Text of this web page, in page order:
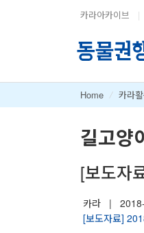
카라아카이브 |
Home / 카라
길고양
[보도자
카라 |
[보도자료]